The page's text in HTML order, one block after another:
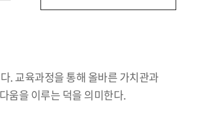
. 교육과정을 통해 올바른 가치관과
움을 이루는 덕을 의미한다.